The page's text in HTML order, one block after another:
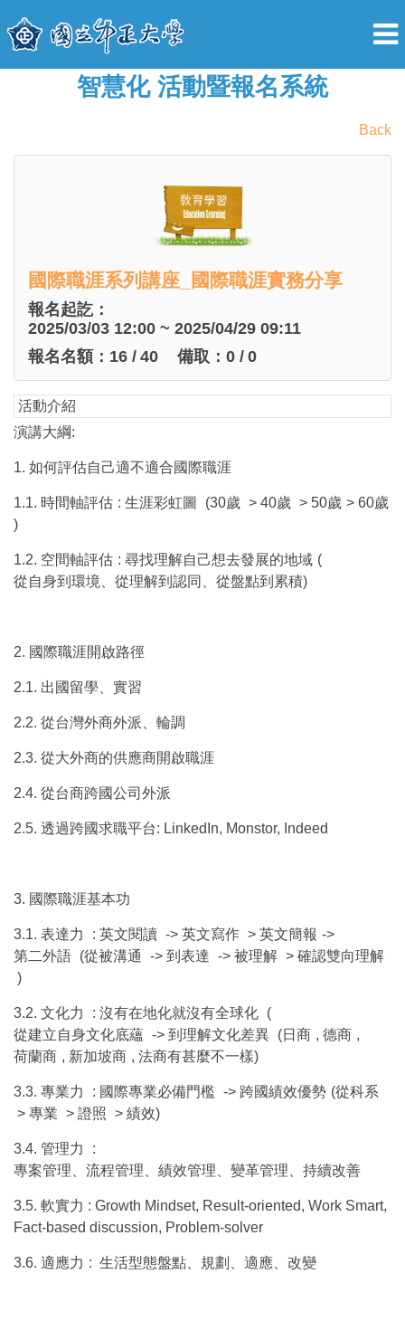
智慧化 活動暨報名系統
Back
國際職涯系列講座_國際職涯實務分享
報名起訖：
2025/03/03 12:00 ~ 2025/04/29 09:11
報名名額： 16 / 40 備取： 0 / 0
活動介紹
演講大綱:
1. 如何評估自己適不適合國際職涯
1.1. 時間軸評估 : 生涯彩虹圖 (30歲 > 40歲 > 50歲 > 60歲
)
1.2. 空間軸評估 : 尋找理解自己想去發展的地域 (
從自身到環境、從理解到認同、從盤點到累積)
2. 國際職涯開啟路徑
2.1. 出國留學、實習
2.2. 從台灣外商外派、輪調
2.3. 從大外商的供應商開啟職涯
2.4. 從台商跨國公司外派
2.5. 透過跨國求職平台: LinkedIn, Monstor, Indeed
3. 國際職涯基本功
3.1. 表達力 : 英文閱讀 -> 英文寫作 > 英文簡報 ->
第二外語 (從被溝通 -> 到表達 -> 被理解 > 確認雙向理解
)
3.2. 文化力 : 沒有在地化就沒有全球化 (
從建立自身文化底蘊 -> 到理解文化差異 (日商 , 德商 ,
荷蘭商 , 新加坡商 , 法商有甚麼不一樣)
3.3. 專業力 : 國際專業必備門檻 -> 跨國績效優勢 (從科系
> 專業 > 證照 > 績效)
3.4. 管理力
:
專案管理、流程管理、績效管理、變革管理、持續改善
3.5. 軟實力 : Growth Mindset, Result-oriented, Work Smart,
Fact-based discussion, Problem-solver
3.6. 適應力 : 生活型態盤點、規劃、適應、改變